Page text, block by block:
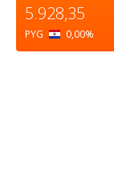
5.928,35
PYG 0,00%